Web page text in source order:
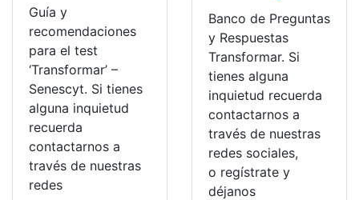
Guía y
recomendaciones
para el test
‘Transformar’ –
Senescyt. Si tienes
alguna inquietud
recuerda
contactarnos a
través de nuestras
redes
Banco de Preguntas
y Respuestas
Transformar. Si
tienes alguna
inquietud recuerda
contactarnos a
través de nuestras
redes sociales,
o regístrate y
déjanos